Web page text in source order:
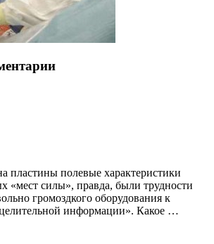
пластины полевые характеристики
«мест силы», правда, были трудности
громоздкого оборудования к
информации». Какое …